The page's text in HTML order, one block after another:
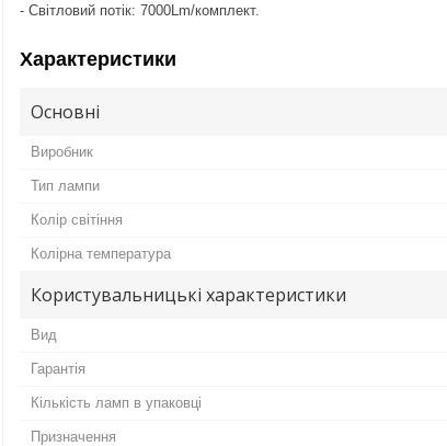
- Світловий потік: 7000Lm/комплект.
Характеристики
Основні
Виробник
Тип лампи
Колір світіння
Колірна температура
Користувальницькі характеристики
Вид
Гарантія
Кількість ламп в упаковці
Призначення